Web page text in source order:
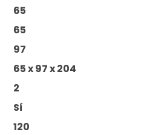
65
65
97
65 x 97 x 204
2
Sí
120